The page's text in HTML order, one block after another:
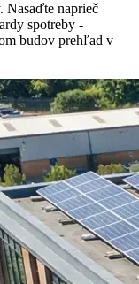
Nasaďte naprieč
spotreby -
budov prehľad v